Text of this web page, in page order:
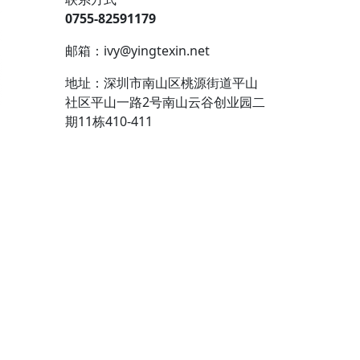
0755-82591179
邮箱：ivy@yingtexin.net
地址：深圳市南山区桃源街道平山
社区平山一路2号南山云谷创业园二
期11栋410-411